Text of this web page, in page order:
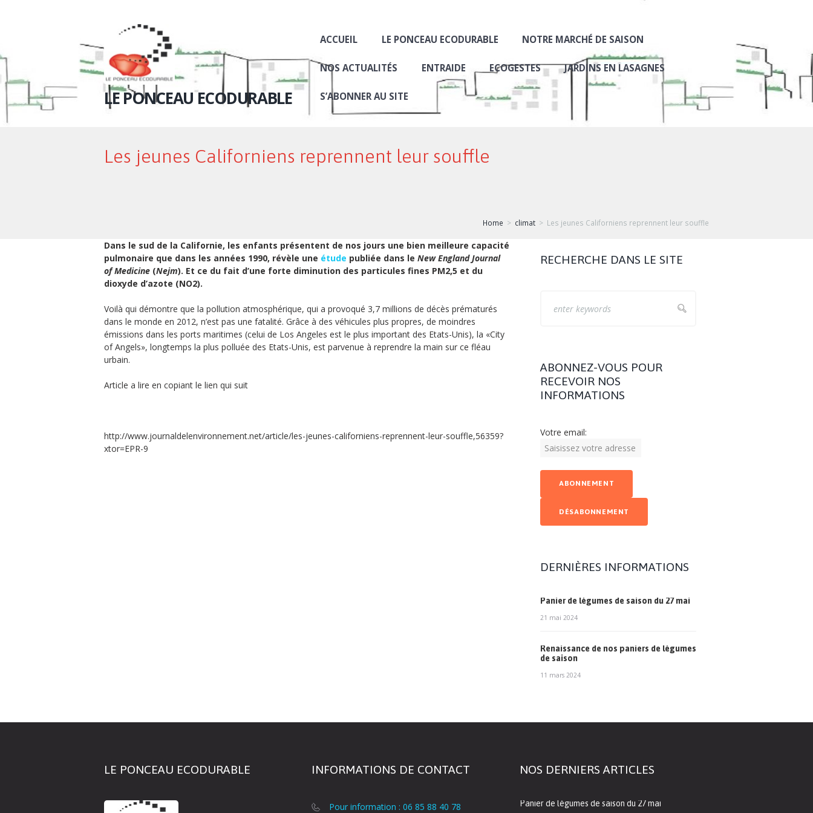
LE PONCEAU ECODURABLE
ACCUEIL LE PONCEAU ECODURABLE NOTRE MARCHÉ DE SAISON
NOS ACTUALITÉS ENTRAIDE ECOGESTES JARDINS EN LASAGNES
S’ABONNER AU SITE
Les jeunes Californiens reprennent leur souffle
Home climat Les jeunes Californiens reprennent leur souffle
Dans le sud de la Californie, les enfants présentent de nos jours une bien meilleure capacité
pulmonaire que dans les années 1990, révèle une étude publiée dans le New England Journal
of Medicine (Nejm). Et ce du fait d’une forte diminution des particules fines PM2,5 et du
dioxyde d’azote (NO2).
Voilà qui démontre que la pollution atmosphérique, qui a provoqué 3,7 millions de décès prématurés
dans le monde en 2012, n’est pas une fatalité. Grâce à des véhicules plus propres, de moindres
émissions dans les ports maritimes (celui de Los Angeles est le plus important des Etats-Unis), la «City
of Angels», longtemps la plus polluée des Etats-Unis, est parvenue à reprendre la main sur ce fléau
urbain.
Article a lire en copiant le lien qui suit
http://www.journaldelenvironnement.net/article/les-jeunes-californiens-reprennent-leur-souffle,56359?
xtor=EPR-9
RECHERCHE DANS LE SITE
ABONNEZ-VOUS POUR
RECEVOIR NOS
INFORMATIONS
Votre email:
DERNIÈRES INFORMATIONS
Panier de légumes de saison du 27 mai
21 mai 2024
Renaissance de nos paniers de légumes
de saison
11 mars 2024
LE PONCEAU ECODURABLE INFORMATIONS DE CONTACT
Pour information : 06 85 88 40 78
NOS DERNIERS ARTICLES
Panier de légumes de saison du 27 mai